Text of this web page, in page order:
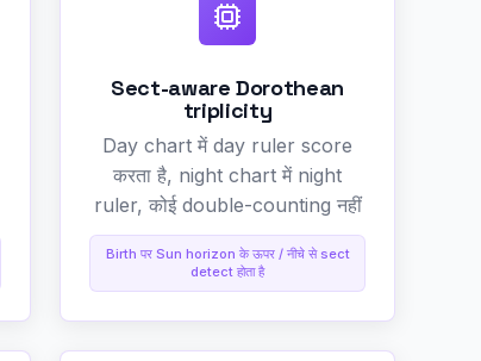
Sect-aware Dorothean
triplicity
Day chart में day ruler score
करता है, night chart में night
ruler, कोई double-counting नहीं
Birth पर Sun horizon के ऊपर / नीचे से sect
detect होता है